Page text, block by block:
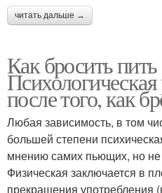
читать дальше →
Как бросить пить
после того, как
Любая зависимость, в том
большей степени
мнению самих пьющих, но
Физическая заключается в
прекращения употребления